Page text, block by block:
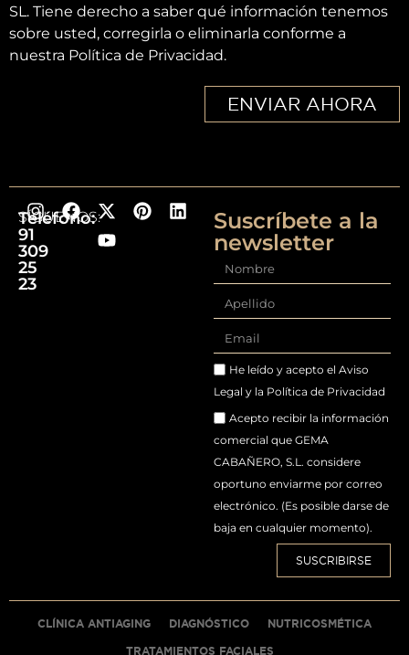
SL. Tiene derecho a saber qué información tenemos
sobre usted, corregirla o eliminarla conforme a
nuestra Política de Privacidad.
ENVIAR AHORA
Teléfono:
91
309
25
23
SÍGUENOS:
Suscríbete a la
newsletter
He leído y acepto el Aviso
Legal y la Política de Privacidad
Acepto recibir la información
comercial que GEMA
CABAÑERO, S.L. considere
oportuno enviarme por correo
electrónico. (Es posible darse de
baja en cualquier momento).
SUSCRIBIRSE
CLÍNICA ANTIAGING DIAGNÓSTICO
NUTRICOSMÉTICA
TRATAMIENTOS FACIALES